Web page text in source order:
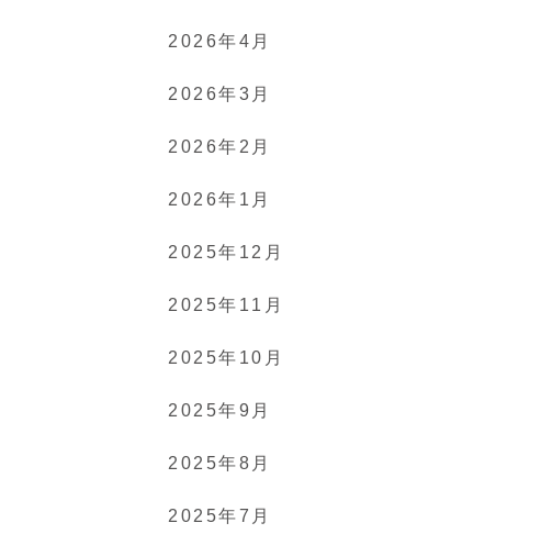
2026年4月
2026年3月
2026年2月
2026年1月
2025年12月
2025年11月
2025年10月
2025年9月
2025年8月
2025年7月